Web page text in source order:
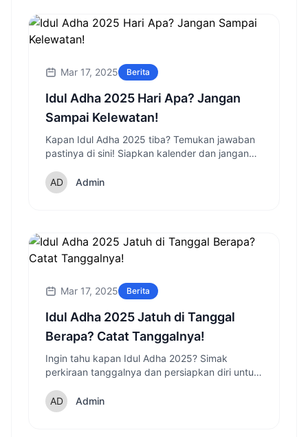
Mar 17, 2025 Berita
Idul Adha 2025 Hari Apa? Jangan
Sampai Kelewatan!
Kapan Idul Adha 2025 tiba? Temukan jawaban
pastinya di sini! Siapkan kalender dan jangan
Admin
Mar 17, 2025 Berita
Idul Adha 2025 Jatuh di Tanggal
Berapa? Catat Tanggalnya!
Ingin tahu kapan Idul Adha 2025? Simak
perkiraan tanggalnya dan persiapkan diri untuk
Admin